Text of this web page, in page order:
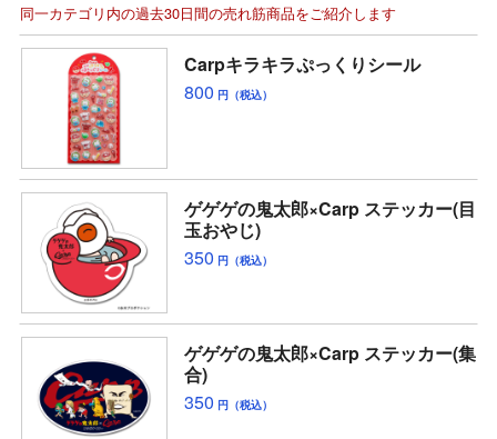
同一カテゴリ内の過去30日間の売れ筋商品をご紹介します
Carpキラキラぷっくりシール
800 円（税込）
ゲゲゲの鬼太郎×Carp ステッカー(目
玉おやじ)
350 円（税込）
ゲゲゲの鬼太郎×Carp ステッカー(集
合)
350 円（税込）